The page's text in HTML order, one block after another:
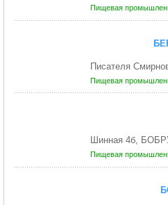
Пищевая
Писателя
Пищевая
Шинная 4б,
Пищевая